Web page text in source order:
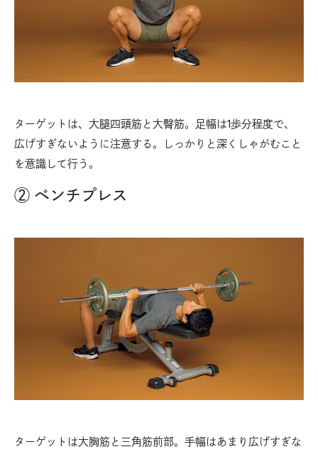
ターゲットは、大腿四頭筋と大臀筋。足幅は1歩分程度で、
広げすぎないように注意する。しっかりと深くしゃがむこと
を意識して行う。
② ベンチプレス
ターゲットは大胸筋と三角筋前部。手幅はあまり広げすぎな